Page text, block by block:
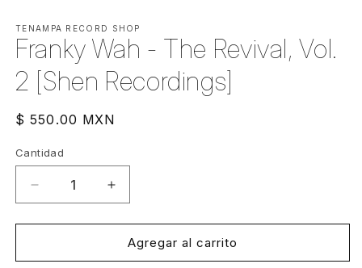
una
ventana
modal
TENAMPA RECORD SHOP
Franky Wah - The Revival, Vol.
2 [Shen Recordings]
Precio
$ 550.00 MXN
Cantidad
Cantidad
Reducir
cantidad
para
Wah
Aumentar
cantidad
para
Franky
Wah
Agregar al carrito